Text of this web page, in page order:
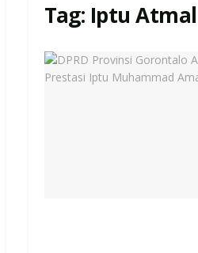
Tag: Iptu